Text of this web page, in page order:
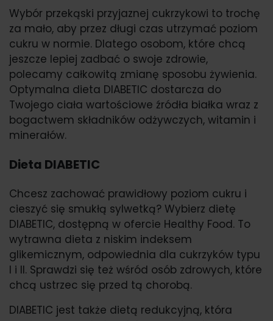
Wybór przekąski przyjaznej cukrzykowi to trochę
za mało, aby przez długi czas utrzymać poziom
cukru w normie. Dlatego osobom, które chcą
jeszcze lepiej zadbać o swoje zdrowie,
polecamy całkowitą zmianę sposobu żywienia.
Optymalna dieta DIABETIC dostarcza do
Twojego ciała wartościowe źródła białka wraz z
bogactwem składników odżywczych, witamin i
minerałów.
Dieta DIABETIC
Chcesz zachować prawidłowy poziom cukru i
cieszyć się smukłą sylwetką? Wybierz dietę
DIABETIC, dostępną w ofercie Healthy Food. To
wytrawna dieta z niskim indeksem
glikemicznym, odpowiednia dla cukrzyków typu
I i II. Sprawdzi się też wśród osób zdrowych, które
chcą ustrzec się przed tą chorobą.
DIABETIC jest także dietą redukcyjną, która